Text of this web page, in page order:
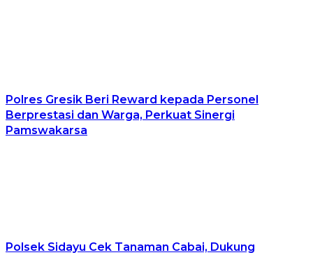
Polres Gresik Beri Reward kepada Personel
Berprestasi dan Warga, Perkuat Sinergi
Pamswakarsa
Polsek Sidayu Cek Tanaman Cabai, Dukung